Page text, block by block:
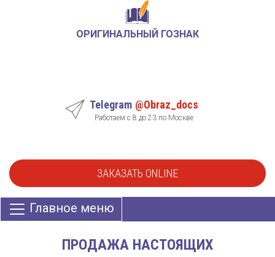
ОРИГИНАЛЬНЫЙ ГОЗНАК
Telegram @Obraz_docs
Работаем с 8 до 23 по Москве
ЗАКАЗАТЬ ONLINE
Главное меню
ПРОДАЖА НАСТОЯЩИХ